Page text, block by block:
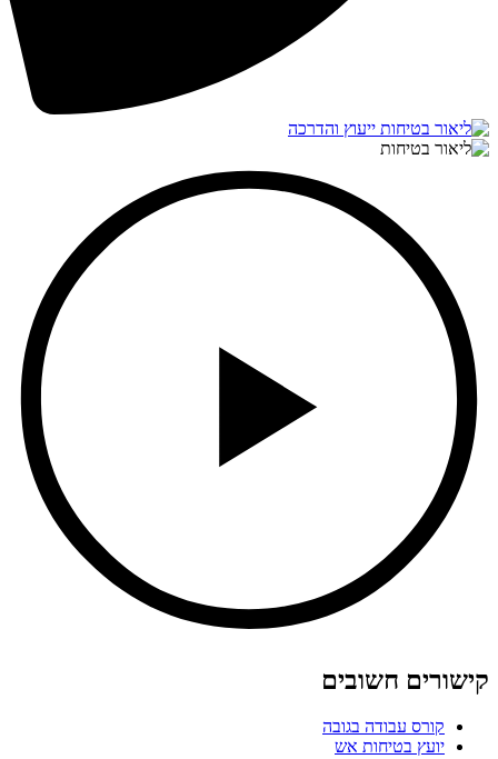
קישורים חשובים
קורס עבודה בגובה
יועץ בטיחות אש